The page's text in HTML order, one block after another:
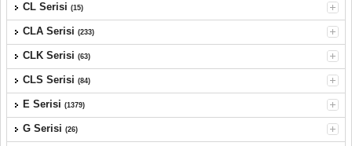
CL Serisi (15)
CLA Serisi (233)
CLK Serisi (63)
CLS Serisi (84)
E Serisi (1379)
G Serisi (26)